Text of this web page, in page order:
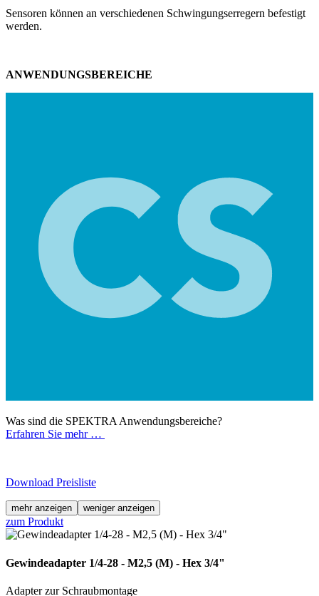
Sensoren können an verschiedenen Schwingungserregern befestigt
werden.
ANWENDUNGSBEREICHE
Was sind die SPEKTRA Anwendungsbereiche?
Erfahren Sie mehr …
Download Preisliste
mehr anzeigen weniger anzeigen
zum Produkt
Gewindeadapter 1/4-28 - M2,5 (M) - Hex 3/4"
Adapter zur Schraubmontage